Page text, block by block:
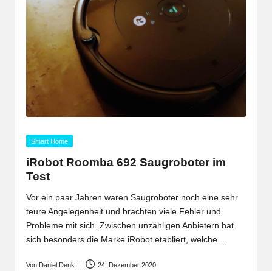
Posted
Smart Home
iRobot Roomba 692 Saugroboter im
Test
Vor ein paar Jahren waren Saugroboter noch eine sehr
teure Angelegenheit und brachten viele Fehler und
Probleme mit sich. Zwischen unzähligen Anbietern hat
sich besonders die Marke iRobot etabliert, welche…
Von Daniel Denk 24. Dezember 2020